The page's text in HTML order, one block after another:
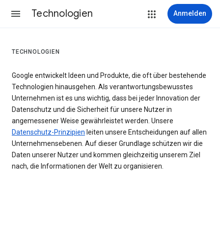
Technologien Anmelden
TECHNOLOGIEN
Google entwickelt Ideen und Produkte, die oft über bestehende
Technologien hinausgehen. Als verantwortungsbewusstes
Unternehmen ist es uns wichtig, dass bei jeder Innovation der
Datenschutz und die Sicherheit für unsere Nutzer in
angemessener Weise gewährleistet werden. Unsere
Datenschutz-Prinzipien leiten unsere Entscheidungen auf allen
Unternehmensebenen. Auf dieser Grundlage schützen wir die
Daten unserer Nutzer und kommen gleichzeitig unserem Ziel
nach, die Informationen der Welt zu organisieren.